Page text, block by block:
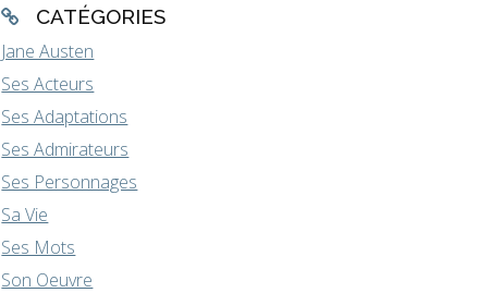
CATÉGORIES
Jane Austen
Ses Acteurs
Ses Adaptations
Ses Admirateurs
Ses Personnages
Sa Vie
Ses Mots
Son Oeuvre